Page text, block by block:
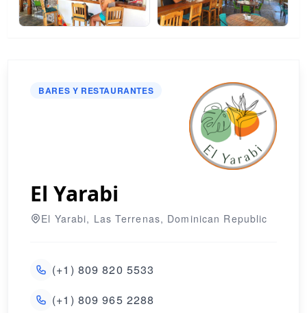
BARES Y RESTAURANTES
El Yarabi
El Yarabi, Las Terrenas, Dominican Republic
(+1) 809 820 5533
(+1) 809 965 2288